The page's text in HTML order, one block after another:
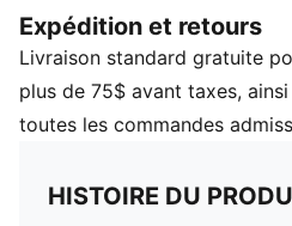
Cette version de notre RS-X
les couleurs qui rendent
PlayStation®. Elle est dotée
un dégradé de ripstop et des
DÉTAILS
Expédition et retours
Livraison standard gratuite
plus de 75$ avant taxes,
toutes les commandes
HISTOIRE DU